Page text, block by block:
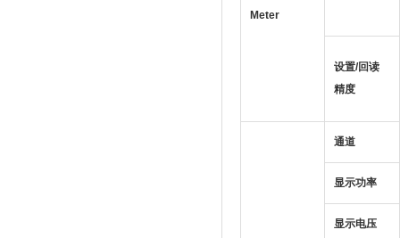
Meter
设置/回读
精度
通道
显示功率
显示电压